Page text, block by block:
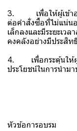
3. เพื่อให้ผู้เข้าอบ
ต่อคำสั่งซื้อที่ไม่แน่น
เล็กลงและมีระยะเว
คงคลังอย่างมีประสิท
4. เพื่อกระตุ้นให้ผู้
ประโยชน์ในการนำม
หัวข้อการอบรม